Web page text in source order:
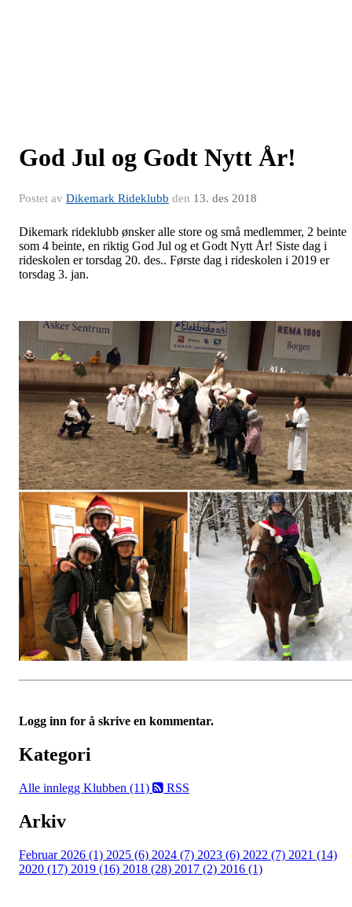
God Jul og Godt Nytt År!
Postet av Dikemark Rideklubb den 13. des 2018
Dikemark rideklubb ønsker alle store og små medlemmer, 2 beinte
som 4 beinte, en riktig God Jul og et Godt Nytt År! Siste dag i
rideskolen er torsdag 20. des.. Første dag i rideskolen i 2019 er
torsdag 3. jan.
Logg inn for å skrive en kommentar.
Kategori
Alle innlegg Klubben (11) RSS
Arkiv
Februar 2026 (1) 2025 (6) 2024 (7) 2023 (6) 2022 (7) 2021 (14)
2020 (17) 2019 (16) 2018 (28) 2017 (2) 2016 (1)